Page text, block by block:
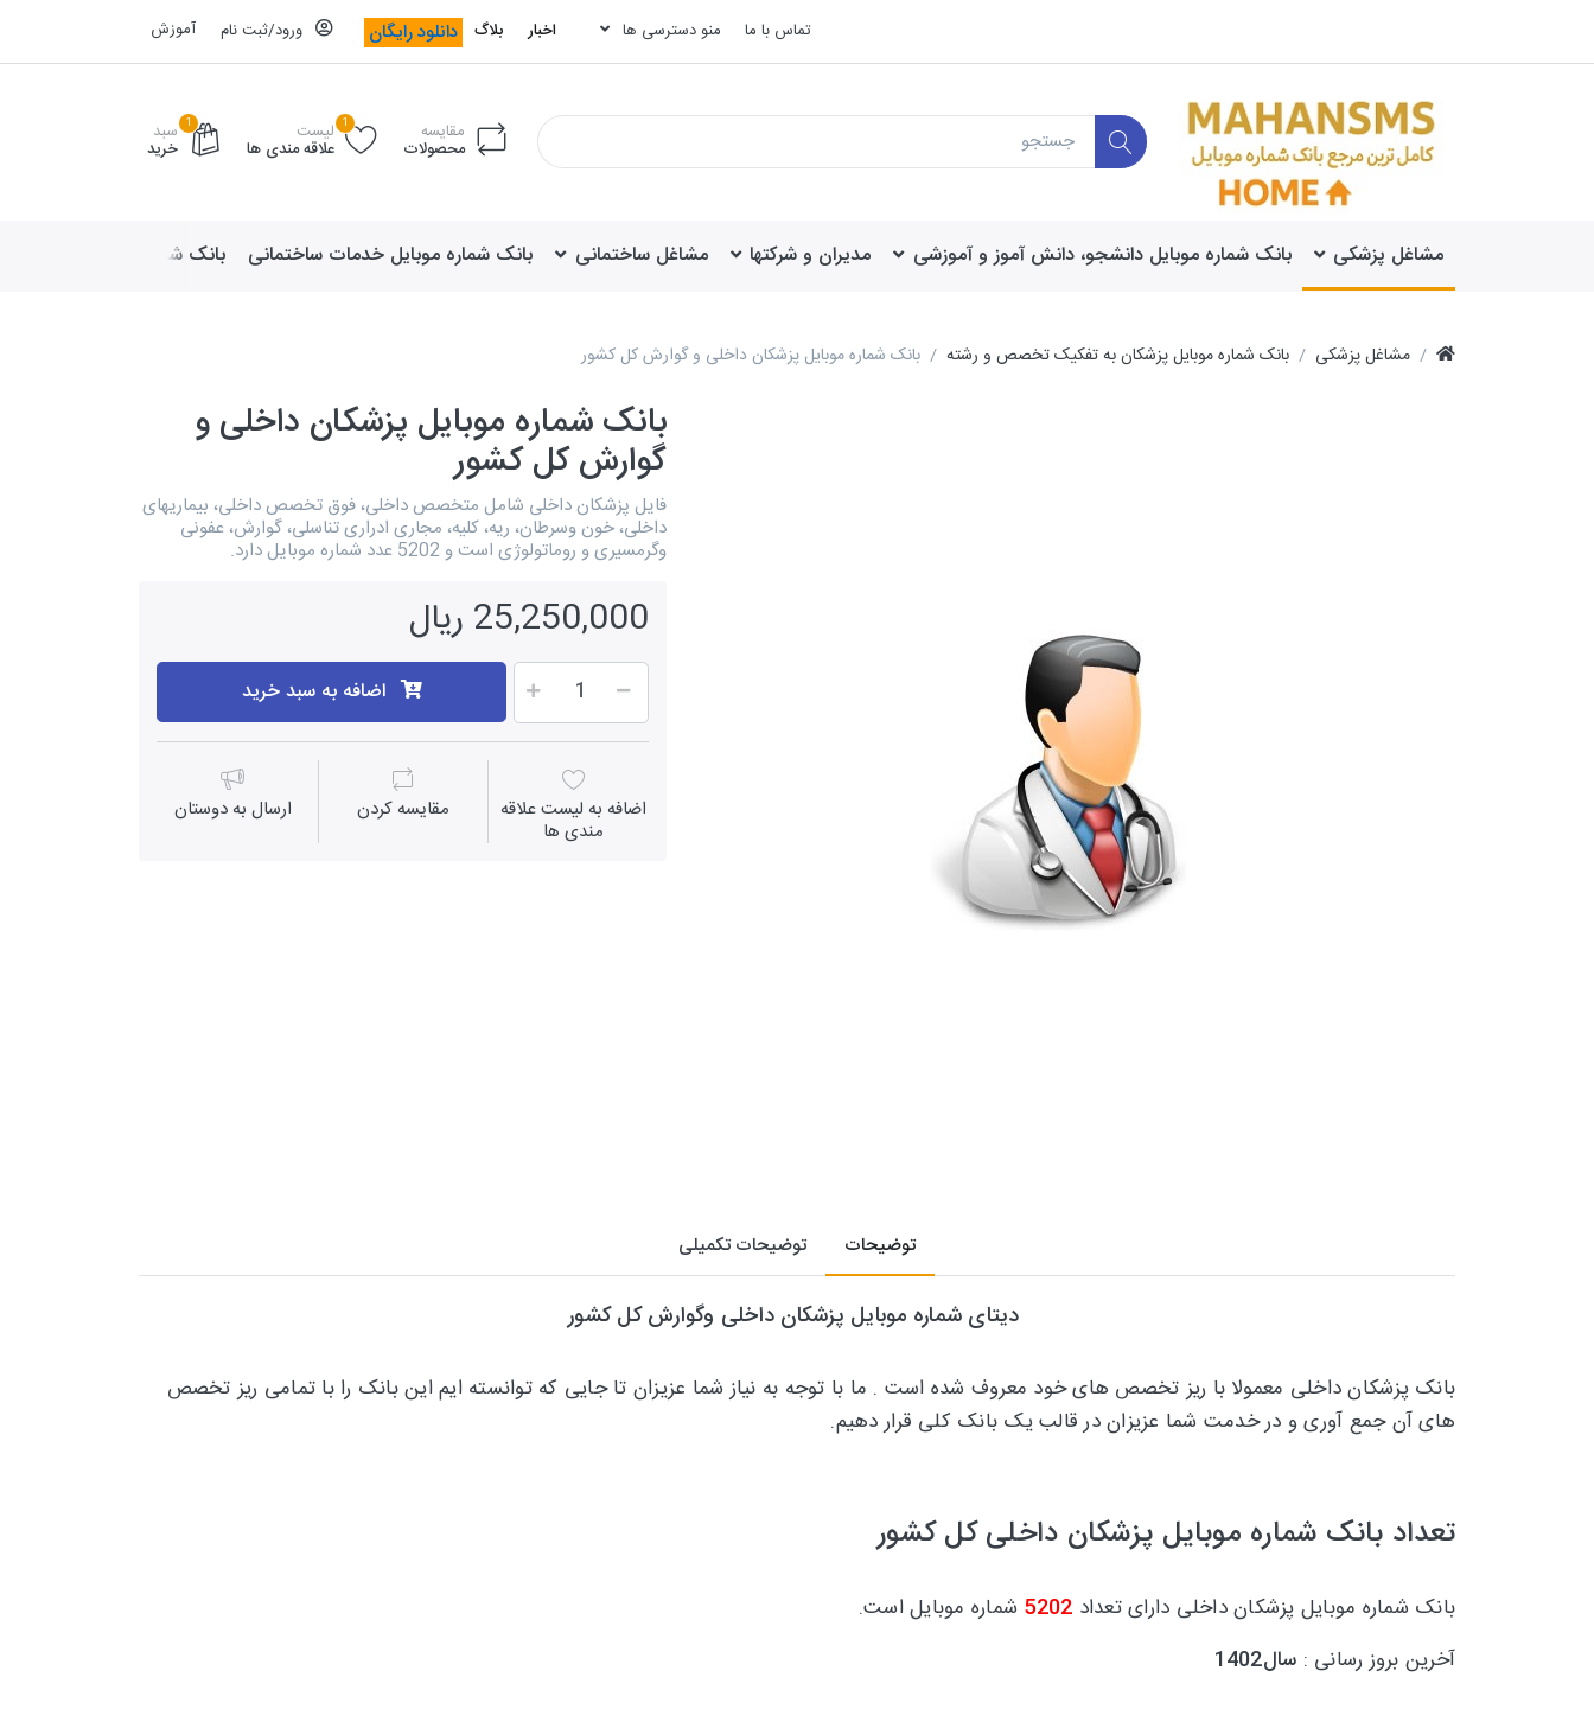
تماس با ما منو دسترسی ها اخبار بلاگ دانلود رایگان ورود/ثبت نام آموزش
مقایسه
محصولات
1 لیست
علاقه مندی ها
1 سبد
خرید
مشاغل پزشکی بانک شماره موبایل دانشجو، دانش آموز و آموزشی مدیران و شرکتها مشاغل ساختمانی بانک شماره موبایل خدمات ساختمانی بانک شماره موبایل لوازم
مشاغل پزشکی بانک شماره موبایل پزشکان به تفکیک تخصص و رشته بانک شماره موبایل پزشکان داخلی و گوارش کل کشور
بانک شماره موبایل پزشکان داخلی و
گوارش کل کشور
فایل پزشکان داخلی شامل متخصص داخلی، فوق تخصص داخلی، بیماریهای
داخلی، خون وسرطان، ریه، کلیه، مجاری ادراری تناسلی، گوارش، عفونی
وگرمسیری و روماتولوژی است و 5202 عدد شماره موبایل دارد.
25,250,000 ریال
اضافه به سبد خرید
اضافه به لیست علاقه
مندی ها
مقايسه كردن ارسال به دوستان
توضیحات توضیحات تکمیلی
دیتای شماره موبایل پزشکان داخلی وگوارش کل کشور
بانک پزشکان داخلی معمولا با ریز تخصص های خود معروف شده است . ما با توجه به نیاز شما عزیزان تا جایی که توانسته ایم این بانک را با تمامی ریز تخصص
های آن جمع آوری و در خدمت شما عزیزان در قالب یک بانک کلی قرار دهیم.
تعداد بانک شماره موبایل پزشکان داخلی کل کشور
بانک شماره موبایل پزشکان داخلی دارای تعداد 5202 شماره موبایل است.
آخرین بروز رسانی : سال1402